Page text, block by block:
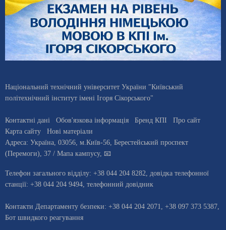
Національний технічний університет України "Київський
політехнічний інститут імені Ігоря Сікорського"
Контактні дані Обов'язкова інформація Бренд КПІ
Про сайт
Карта сайту
Нові матеріали
Адреса: Україна, 03056, м.Київ-56, Берестейський проспект
(Перемоги), 37 / Мапа кампусу, 📧
Телефон загального відділу: +38 044 204 8282 , довiдка телефонної
станцiї: +38 044 204 9494 телефонний довідник
Контакти Департаменту безпеки: +38 044 204 2071, +38 097 373 5387,
Бот швидкого реагування